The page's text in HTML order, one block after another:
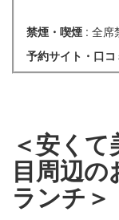
禁煙・喫煙 : 全席
予約サイト・口
＜安く
目周辺
ランチ＞